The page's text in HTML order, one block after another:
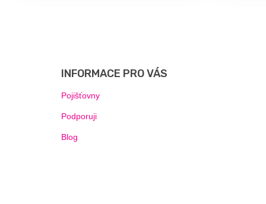
INFORMACE PRO VÁS
Pojišťovny
Podporuji
Blog